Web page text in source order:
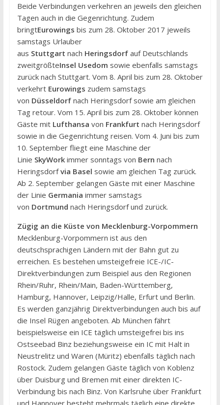
Beide Verbindungen verkehren an jeweils den gleichen
Tagen auch in die Gegenrichtung. Zudem
bringtEurowings bis zum 28. Oktober 2017 jeweils
samstags Urlauber
aus Stuttgart nach Heringsdorfauf Deutschlands
zweitgrößteInsel Usedom sowie ebenfalls samstags
zurück nach Stuttgart. Vom 8. April bis zum 28. Oktober
verkehrt Eurowings zudem samstags
von Düsseldorf nach Heringsdorf sowie am gleichen
Tag retour. Vom 15. April bis zum 28. Oktober können
Gäste mit Lufthansa von Frankfurt nach Heringsdorf
sowie in die Gegenrichtung reisen. Vom 4. Juni bis zum
10. September fliegt eine Maschine der
Linie SkyWorkimmer sonntags von Bern nach
Heringsdorfvia Basel sowie am gleichen Tag zurück.
Ab 2. September gelangen Gäste mit einer Maschine
der Linie Germania immer samstags
von Dortmund nach Heringsdorf und zurück.
Zügig an die Küste von Mecklenburg-Vorpommern
Mecklenburg-Vorpommern ist aus den
deutschsprachigen Ländern mit der Bahn gut zu
erreichen. Es bestehen umsteigefreie ICE-/IC-
Direktverbindungen zum Beispiel aus den Regionen
Rhein/Ruhr, Rhein/Main, Baden-Württemberg,
Hamburg, Hannover, Leipzig/Halle, Erfurt und Berlin.
Es werden ganzjährig Direktverbindungen auch bis auf
die Insel Rügen angeboten. Ab München fährt
beispielsweise ein ICE täglich umsteigefrei bis ins
Ostseebad Binz beziehungsweise ein IC mit Halt in
Neustrelitz und Waren (Müritz) ebenfalls täglich nach
Rostock. Zudem gelangen Gäste täglich von Koblenz
über Duisburg und Bremen mit einer direkten IC-
Verbindung bis nach Binz. Von Karlsruhe über Frankfurt
und Hannover besteht mehrmals täglich eine direkte